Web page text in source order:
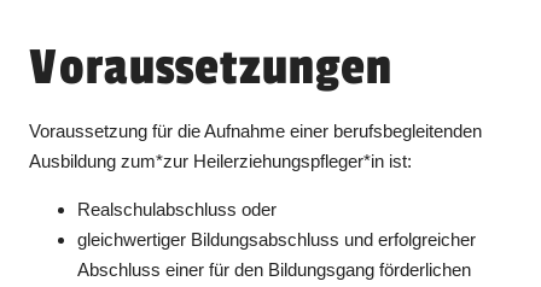
Voraussetzungen
Voraussetzung für die Aufnahme einer berufsbegleitenden
Ausbildung zum*zur Heilerziehungspfleger*in ist:
Realschulabschluss oder
gleichwertiger Bildungsabschluss und erfolgreicher
Abschluss einer für den Bildungsgang förderlichen